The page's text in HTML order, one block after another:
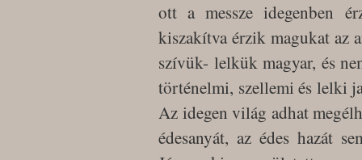
ott a messze idegenben
kiszakítva érzik magukat az
szívük- lelkük magyar, és
történelmi, szellemi és lelki
Az idegen világ adhat
édesanyát, az édes hazát